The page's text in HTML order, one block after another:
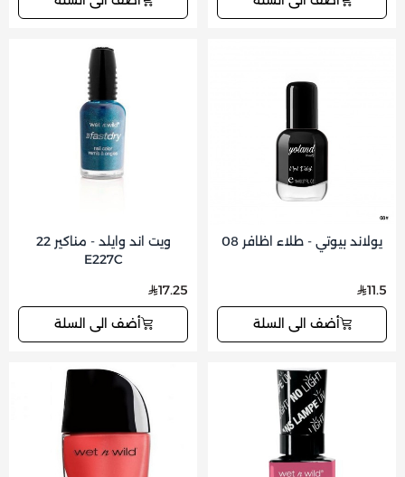
يولاند بيوتي - طلاء اظافر 08
11.5
أضف الى السلة
ويت اند وايلد - مناكير 22
E227C
17.25
أضف الى السلة